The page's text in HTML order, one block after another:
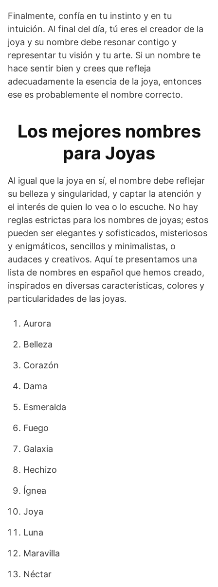
Finalmente, confía en tu instinto y en tu
intuición. Al final del día, tú eres el creador de la
joya y su nombre debe resonar contigo y
representar tu visión y tu arte. Si un nombre te
hace sentir bien y crees que refleja
adecuadamente la esencia de la joya, entonces
ese es probablemente el nombre correcto.
Los mejores nombres
para Joyas
Al igual que la joya en sí, el nombre debe reflejar
su belleza y singularidad, y captar la atención y
el interés de quien lo vea o lo escuche. No hay
reglas estrictas para los nombres de joyas; estos
pueden ser elegantes y sofisticados, misteriosos
y enigmáticos, sencillos y minimalistas, o
audaces y creativos. Aquí te presentamos una
lista de nombres en español que hemos creado,
inspirados en diversas características, colores y
particularidades de las joyas.
Aurora
Belleza
Corazón
Dama
Esmeralda
Fuego
Galaxia
Hechizo
Ígnea
Joya
Luna
Maravilla
Néctar